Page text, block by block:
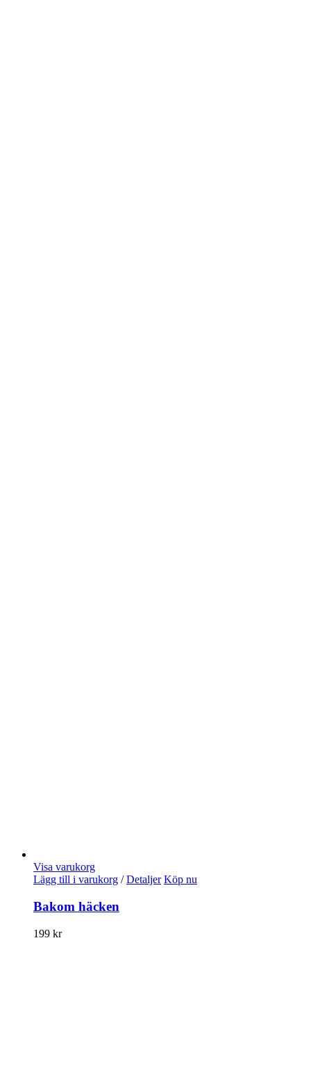
Visa varukorg
Lägg till i varukorg / Detaljer Köp nu
Bakom häcken
199 kr